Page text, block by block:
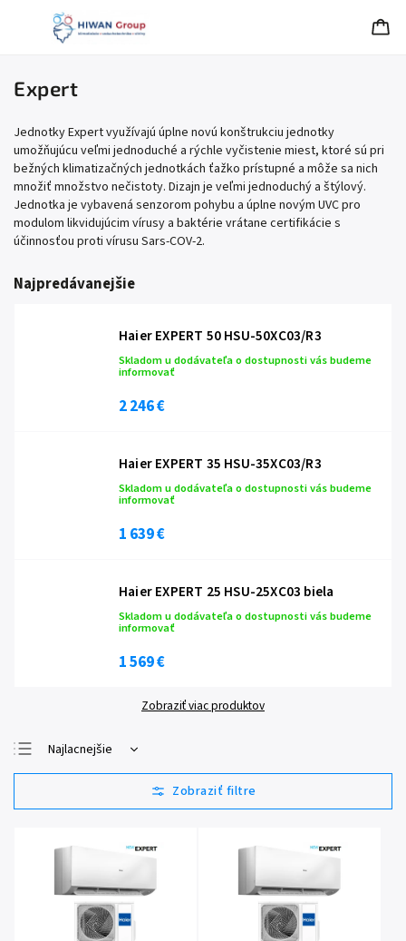
Expert
Jednotky Expert využívajú úplne novú konštrukciu jednotky
umožňujúcu veľmi jednoduché a rýchle vyčistenie miest, ktoré sú pri
bežných klimatizačných jednotkách ťažko prístupné a môže sa nich
množiť množstvo nečistoty. Dizajn je veľmi jednoduchý a štýlový.
Jednotka je vybavená senzorom pohybu a úplne novým UVC pro
modulom likvidujúcim vírusy a baktérie vrátane certifikácie s
účinnosťou proti vírusu Sars-COV-2.
Najpredávanejšie
Haier EXPERT 50 HSU-50XC03/R3
Skladom u dodávateľa o dostupnosti vás budeme
informovať
2 246 €
Haier EXPERT 35 HSU-35XC03/R3
Skladom u dodávateľa o dostupnosti vás budeme
informovať
1 639 €
Haier EXPERT 25 HSU-25XC03 biela
Skladom u dodávateľa o dostupnosti vás budeme
informovať
1 569 €
Zobraziť viac produktov
Najlacnejšie
Najdrahšie
Najpredávanejšie